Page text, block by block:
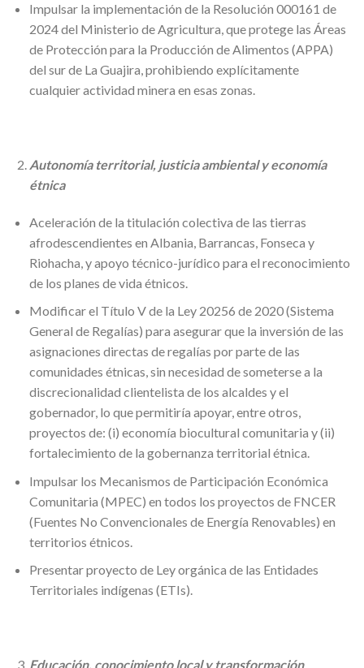
Impulsar la implementación de la Resolución 000161 de
2024 del Ministerio de Agricultura, que protege las Áreas
de Protección para la Producción de Alimentos (APPA)
del sur de La Guajira, prohibiendo explícitamente
cualquier actividad minera en esas zonas.
Autonomía territorial, justicia ambiental y economía
étnica
Aceleración de la titulación colectiva de las tierras
afrodescendientes en Albania, Barrancas, Fonseca y
Riohacha, y apoyo técnico-jurídico para el reconocimiento
de los planes de vida étnicos.
Modificar el Título V de la Ley 20256 de 2020 (Sistema
General de Regalías) para asegurar que la inversión de las
asignaciones directas de regalías por parte de las
comunidades étnicas, sin necesidad de someterse a la
discrecionalidad clientelista de los alcaldes y el
gobernador, lo que permitiría apoyar, entre otros,
proyectos de: (i) economía biocultural comunitaria y (ii)
fortalecimiento de la gobernanza territorial étnica.
Impulsar los Mecanismos de Participación Económica
Comunitaria (MPEC) en todos los proyectos de FNCER
(Fuentes No Convencionales de Energía Renovables) en
territorios étnicos.
Presentar proyecto de Ley orgánica de las Entidades
Territoriales indígenas (ETIs).
Educación, conocimiento local y transformación